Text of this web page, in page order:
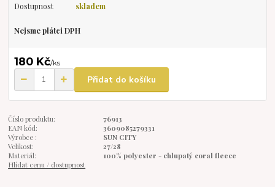
Dostupnost skladem
Nejsme plátci DPH
180 Kč/ks
Přidat do košíku
Číslo produktu:
76913
EAN kód:
3609085279331
Výrobce :
SUN CITY
Velikost:
27/28
Materiál:
100% polyester - chlupatý coral fleece
Hlídat cenu / dostupnost